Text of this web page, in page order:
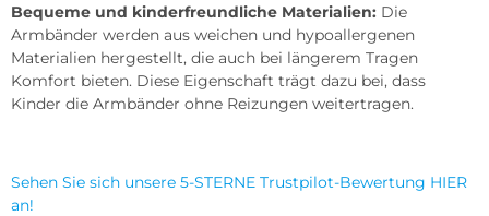
Bequeme und kinderfreundliche Materialien: Die
Armbänder werden aus weichen und hypoallergenen
Materialien hergestellt, die auch bei längerem Tragen
Komfort bieten. Diese Eigenschaft trägt dazu bei, dass
Kinder die Armbänder ohne Reizungen weitertragen.
Sehen Sie sich unsere 5-STERNE Trustpilot-Bewertung HIER
an!